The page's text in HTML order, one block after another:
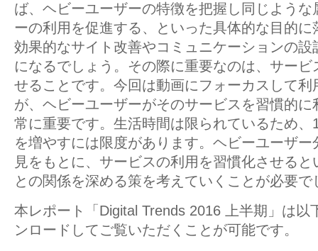
ば、ヘビーユーザーの特徴を把握し同じよう
ーの利用を促進する、といった具体的な目的
効果的なサイト改善やコミュニケーションの設
になるでしょう。その際に重要なのは、サー
せることです。今回は動画にフォーカスして利
が、ヘビーユーザーがそのサービスを習慣的
常に重要です。生活時間は限られているため、
を増やすには限度があります。ヘビーユーザ
見をもとに、サービスの利用を習慣化させる
との関係を深める策を考えていくことが必要で
本レポート「Digital Trends 2016 上半期」は以
ンロードしてご覧いただくことが可能です。